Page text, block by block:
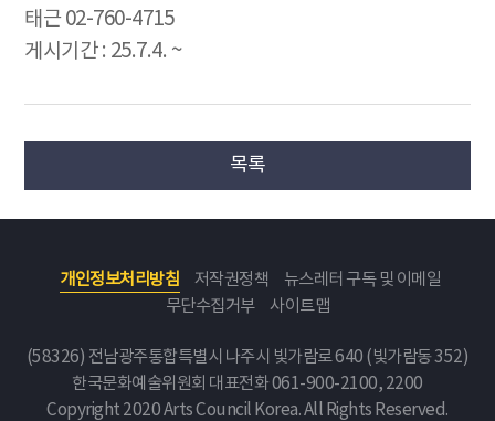
태근 02-760-4715
게시기간 : 25.7.4. ~
목록
개인정보처리방침 저작권정책
뉴스레터 구독 및 이메일
무단수집거부
사이트맵
(58326) 전남광주통합특별시 나주시 빛가람로 640 (빛가람동 352)
한국문화예술위원회 대표전화 061-900-2100, 2200
Copyright 2020 Arts Council Korea. All Rights Reserved.